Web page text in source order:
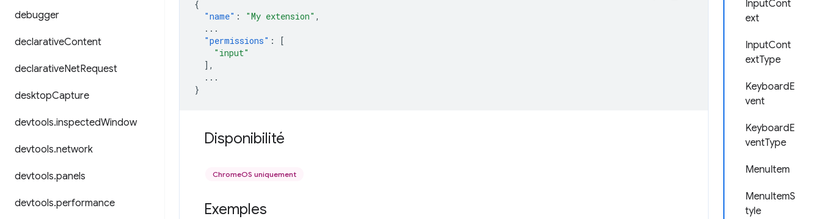
debugger
declarativeContent
declarativeNetRequest
desktopCapture
devtools.inspectedWindow
devtools.network
devtools.panels
devtools.performance
InputCont
ext
InputCont
extType
KeyboardE
vent
KeyboardE
ventType
MenuItem
MenuItemS
tyle
{
"name" : "My extension" ,
...
"permissions" :
[
"input"
],
...
}
Disponibilité
ChromeOS uniquement
Exemples